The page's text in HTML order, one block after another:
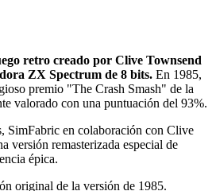
retro creado por Clive Townsend
ZX Spectrum de 8 bits. En 1985,
premio "The Crash Smash" de la
valorado con una puntuación del 93%.
SimFabric en colaboración con Clive
versión remasterizada especial de
épica.
original de la versión de 1985.